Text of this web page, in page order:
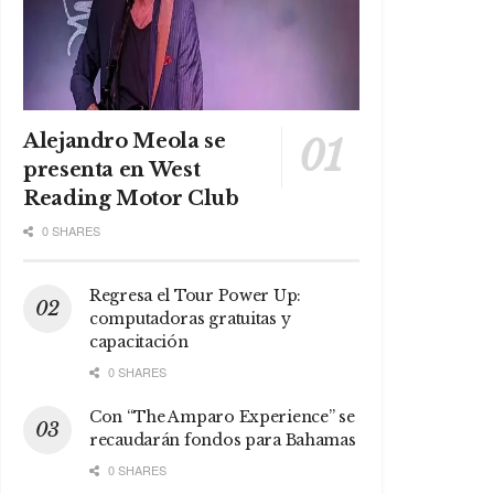
Alejandro Meola se
presenta en West
Reading Motor Club
0 SHARES
Regresa el Tour Power Up:
computadoras gratuitas y
capacitación
0 SHARES
Con “The Amparo Experience” se
recaudarán fondos para Bahamas
0 SHARES